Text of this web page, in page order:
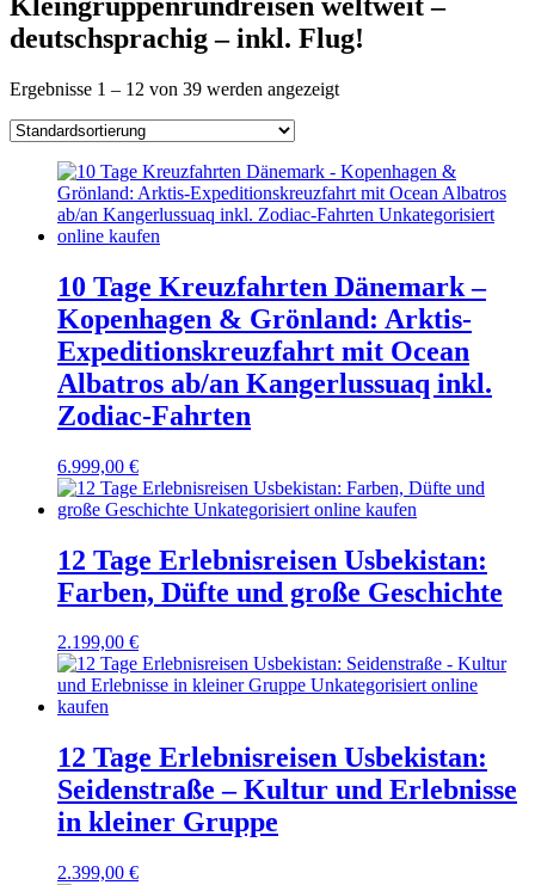
deutschsprachig – inkl. Flug!
Ergebnisse 1 – 12 von 39 werden angezeigt
10 Tage Kreuzfahrten Dänemark –
Kopenhagen & Grönland: Arktis-
Expeditionskreuzfahrt mit Ocean
Albatros ab/an Kangerlussuaq inkl.
Zodiac-Fahrten
6.999,00 €
12 Tage Erlebnisreisen Usbekistan:
Farben, Düfte und große Geschichte
2.199,00 €
12 Tage Erlebnisreisen Usbekistan:
Seidenstraße – Kultur und Erlebnisse
in kleiner Gruppe
2.399,00 €